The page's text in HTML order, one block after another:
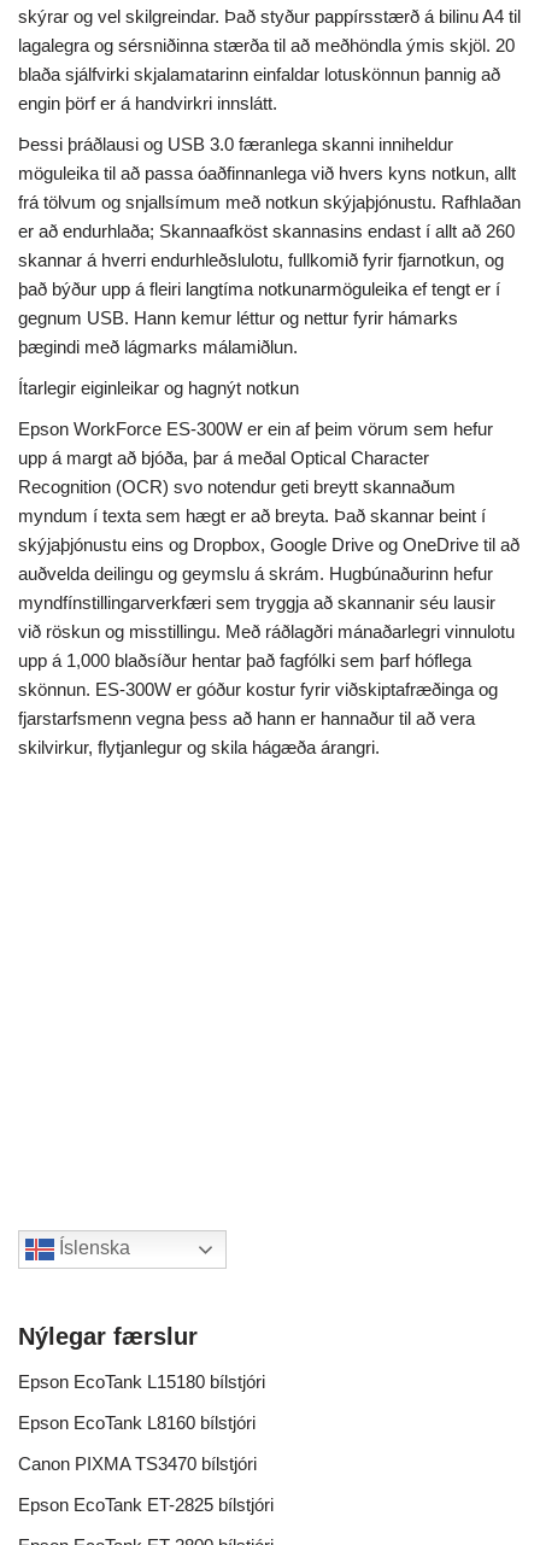
skýrar og vel skilgreindar. Það styður pappírsstærð á bilinu A4 til
lagalegra og sérsniðinna stærða til að meðhöndla ýmis skjöl. 20
blaða sjálfvirki skjalamatarinn einfaldar lotuskönnun þannig að
engin þörf er á handvirkri innslátt.
Þessi þráðlausi og USB 3.0 færanlega skanni inniheldur
möguleika til að passa óaðfinnanlega við hvers kyns notkun, allt
frá tölvum og snjallsímum með notkun skýjaþjónustu. Rafhlaðan
er að endurhlaða; Skannaafköst skannasins endast í allt að 260
skannar á hverri endurhleðslulotu, fullkomið fyrir fjarnotkun, og
það býður upp á fleiri langtíma notkunarmöguleika ef tengt er í
gegnum USB. Hann kemur léttur og nettur fyrir hámarks
þægindi með lágmarks málamiðlun.
Ítarlegir eiginleikar og hagnýt notkun
Epson WorkForce ES-300W er ein af þeim vörum sem hefur
upp á margt að bjóða, þar á meðal Optical Character
Recognition (OCR) svo notendur geti breytt skannaðum
myndum í texta sem hægt er að breyta. Það skannar beint í
skýjaþjónustu eins og Dropbox, Google Drive og OneDrive til að
auðvelda deilingu og geymslu á skrám. Hugbúnaðurinn hefur
myndfínstillingarverkfæri sem tryggja að skannanir séu lausir
við röskun og misstillingu. Með ráðlagðri mánaðarlegri vinnulotu
upp á 1,000 blaðsíður hentar það fagfólki sem þarf hóflega
skönnun. ES-300W er góður kostur fyrir viðskiptafræðinga og
fjarstarfsmenn vegna þess að hann er hannaður til að vera
skilvirkur, flytjanlegur og skila hágæða árangri.
Íslenska
Nýlegar færslur
Epson EcoTank L15180 bílstjóri
Epson EcoTank L8160 bílstjóri
Canon PIXMA TS3470 bílstjóri
Epson EcoTank ET-2825 bílstjóri